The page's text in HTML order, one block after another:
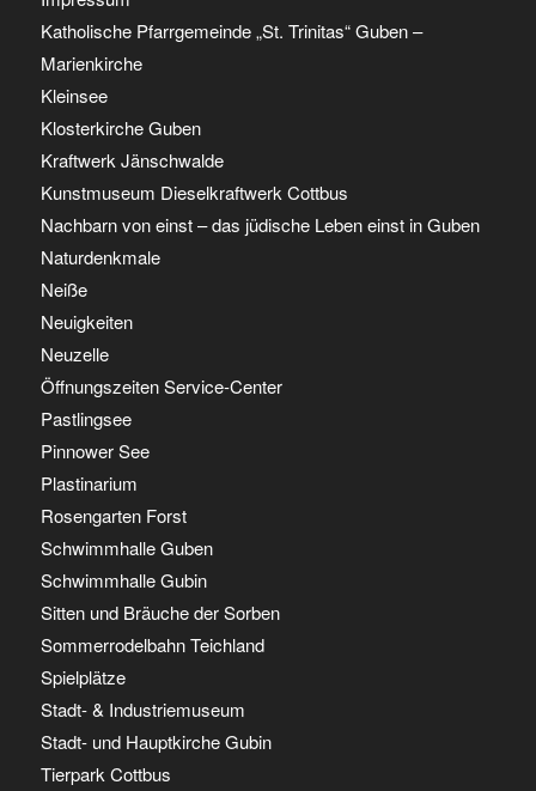
Katholische Pfarrgemeinde „St. Trinitas“ Guben –
Marienkirche
Kleinsee
Klosterkirche Guben
Kraftwerk Jänschwalde
Kunstmuseum Dieselkraftwerk Cottbus
Nachbarn von einst – das jüdische Leben einst in Guben
Naturdenkmale
Neiße
Neuigkeiten
Neuzelle
Öffnungszeiten Service-Center
Pastlingsee
Pinnower See
Plastinarium
Rosengarten Forst
Schwimmhalle Guben
Schwimmhalle Gubin
Sitten und Bräuche der Sorben
Sommerrodelbahn Teichland
Spielplätze
Stadt- & Industriemuseum
Stadt- und Hauptkirche Gubin
Tierpark Cottbus